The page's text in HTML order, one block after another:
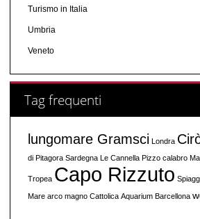
Turismo in Italia
Umbria
Veneto
Tag frequenti
lungomare Gramsci Londra
di Pitagora Sardegna Le Cannella Pizzo calabro
Tropea Capo Rizzuto
Mare arco magno Cattolica Aquarium Barcellona